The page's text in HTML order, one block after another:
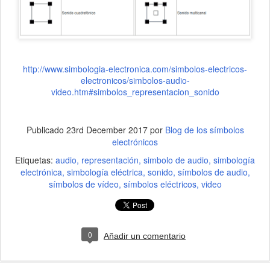
http://www.simbologia-electronica.com/simbolos-electricos-
electronicos/simbolos-audio-
video.htm#simbolos_representacion_sonido
Publicado 23rd December 2017por Blog de los símbolos
electrónicos
Etiquetas: audio representación simbolo de audio simbología
electrónica simbología eléctrica sonido símbolos de audio
símbolos de vídeo símbolos eléctricos video
0 Añadir un comentario